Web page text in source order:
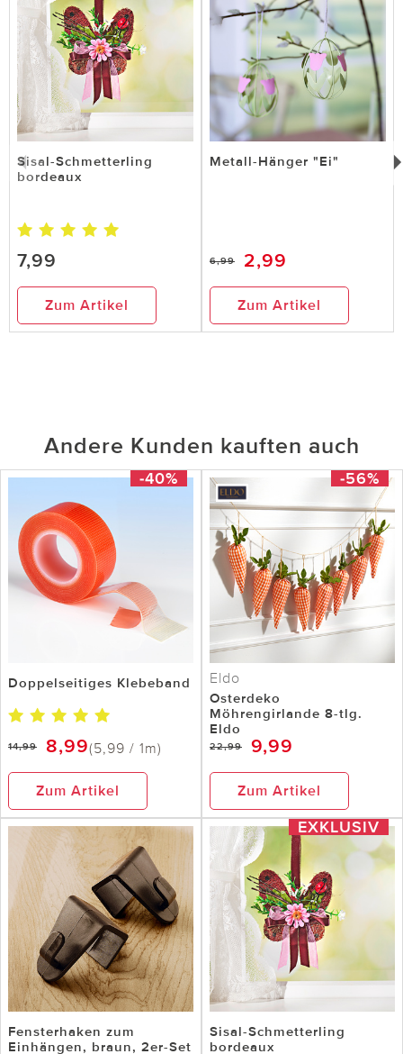
Sisal-Schmetterling
bordeaux
7,99
Zum Artikel
Metall-Hänger "Ei"
6,99 2,99
Zum Artikel
Andere Kunden kauften auch
-40%
Doppelseitiges Klebeband
14,99 8,99(5,99 / 1m)
Zum Artikel
-56%
Eldo
Osterdeko
Möhrengirlande 8-tlg.
Eldo
22,99 9,99
Zum Artikel
Fensterhaken zum
Einhängen, braun, 2er-Set
EXKLUSIV
Sisal-Schmetterling
bordeaux